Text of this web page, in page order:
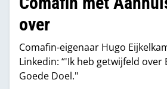
over
Comafin-eigenaar Hugo
Linkedin: “'Ik heb getwijfeld over
Goede Doel."